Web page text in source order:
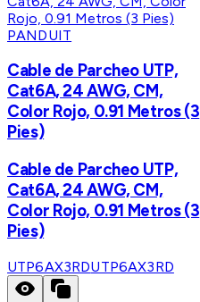
PANDUIT
Cable de Parcheo UTP,
Cat6A, 24 AWG, CM,
Color Rojo, 0.91 Metros (3
Pies)
Cable de Parcheo UTP,
Cat6A, 24 AWG, CM,
Color Rojo, 0.91 Metros (3
Pies)
UTP6AX3RDUTP6AX3RD